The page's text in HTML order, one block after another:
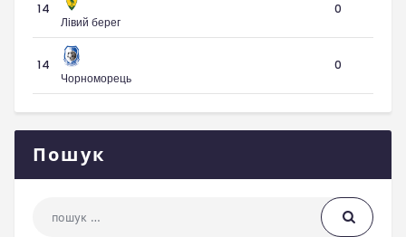
14
Лівий берег
0
14
Чорноморець
0
Пошук